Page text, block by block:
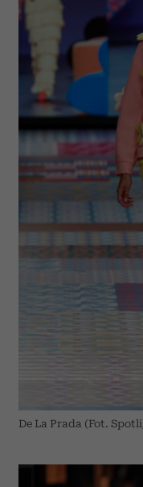
De La Prada (Fot.